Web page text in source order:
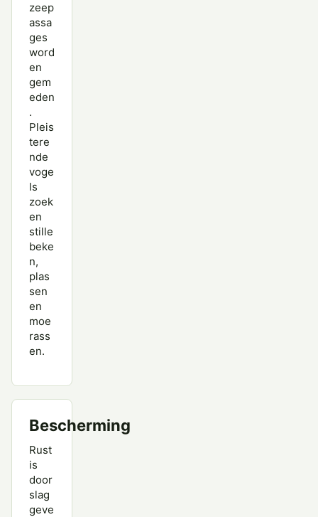
zeep
assa
ges
word
en
gem
eden
.
Pleis
tere
nde
voge
ls
zoek
en
stille
beke
n,
plas
sen
en
moe
rass
en.
Bescherming
Rust
is
door
slag
geve